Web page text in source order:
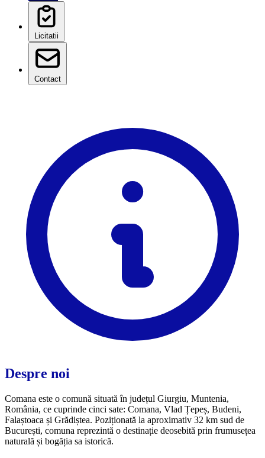
Licitatii
Contact
Despre noi
Comana este o comună situată în județul Giurgiu, Muntenia,
România, ce cuprinde cinci sate: Comana, Vlad Țepeș, Budeni,
Falaștoaca și Grădiștea. Poziționată la aproximativ 32 km sud de
București, comuna reprezintă o destinație deosebită prin frumusețea
naturală și bogăția sa istorică.